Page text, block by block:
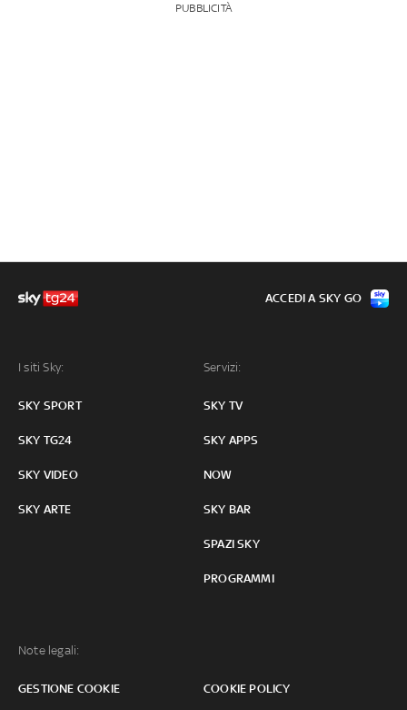
PUBBLICITÀ
I siti Sky:
SKY SPORT
SKY TG24
SKY VIDEO
SKY ARTE
Servizi:
SKY TV
SKY APPS
NOW
SKY BAR
SPAZI SKY
PROGRAMMI
Note legali:
GESTIONE COOKIE COOKIE POLICY
ACCEDI A SKY GO